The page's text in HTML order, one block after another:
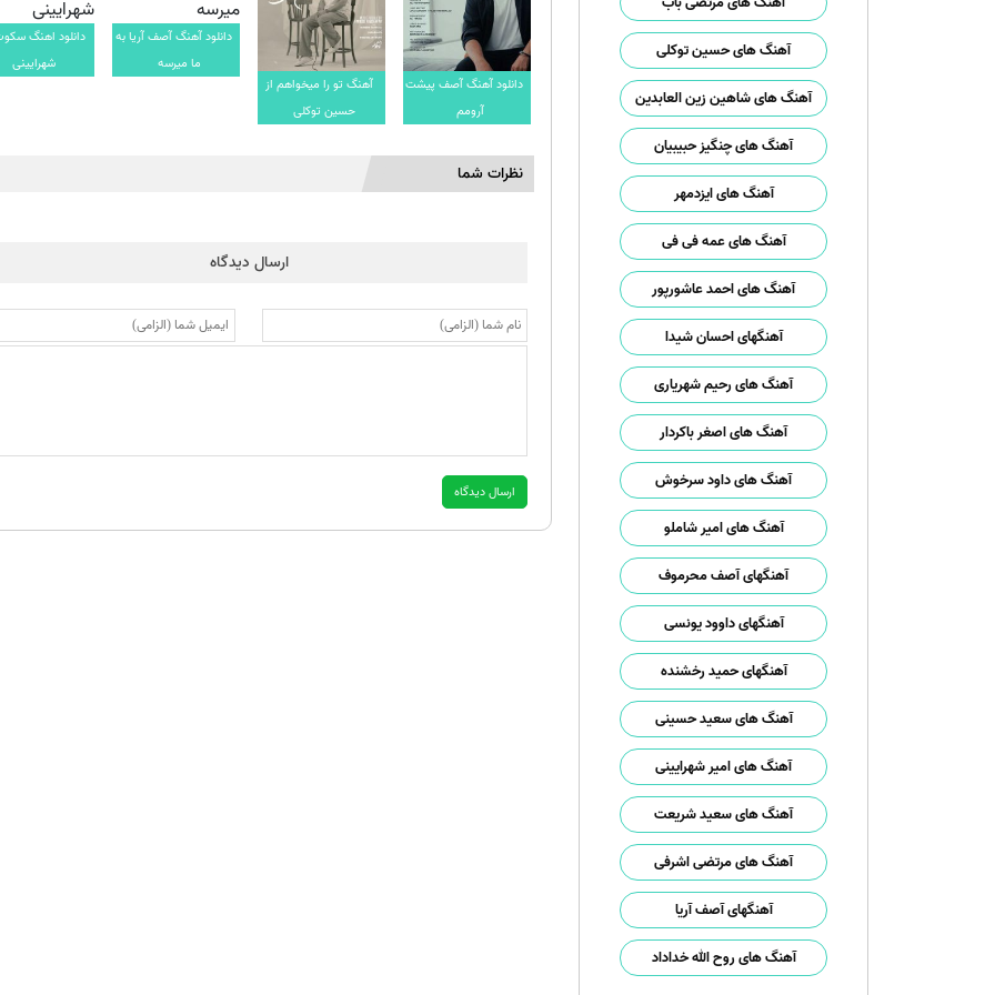
آهنگ های حسین توکلی
آهنگ های شاهین زین العابدین
آهنگ های چنگیز حبیبیان
آهنگ های ایزدمهر
آهنگ های عمه فی فی
آهنگ های احمد عاشورپور
آهنگهای احسان شیدا
آهنگ های رحیم شهریاری
آهنگ های اصغر باکردار
آهنگ های داود سرخوش
آهنگ های امیر شاملو
آهنگهای آصف محرموف
آهنگهای داوود یونسی
آهنگهای حمید رخشنده
آهنگ های سعید حسینی
آهنگ های امیر شهرایینی
آهنگ های سعید شریعت
آهنگ های مرتضی اشرفی
آهنگهای آصف آریا
آهنگ های روح الله خداداد
دانلود آهنگ آصف پیشت
آرومم
آهنگ تو را میخواهم از
حسین توکلی
دانلود آهنگ آصف آریا به
ما میرسه
دانلود اهنگ
شهرایینی
نظرات شما
ارسال دیدگاه